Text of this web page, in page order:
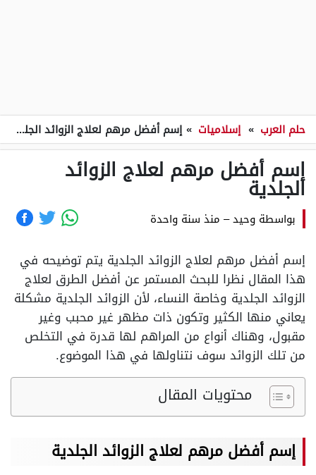
حلم العرب » إسلاميات » إسم أفضل مرهم لعلاج الزوائد الجلدية
إسم أفضل مرهم لعلاج الزوائد
الجلدية
بواسطة وحيد– منذ سنة واحدة
إسم أفضل مرهم لعلاج الزوائد الجلدية يتم توضيحه في
هذا المقال نظرا للبحث المستمر عن أفضل الطرق لعلاج
الزوائد الجلدية وخاصة النساء، لأن الزوائد الجلدية مشكلة
يعاني منها الكثير وتكون ذات مظهر غير محبب وغير
مقبول، وهناك أنواع من المراهم لها قدرة في التخلص
من تلك الزوائد سوف نتناولها في هذا الموضوع.
محتويات المقال
إسم أفضل مرهم لعلاج الزوائد الجلدية